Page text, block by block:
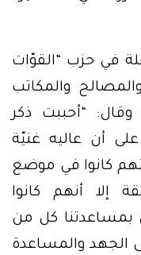
في حزب “القوّات
والمكاتب
“أحببت ذكر
على أن عاليه غنيّة
كانوا في موضع
إلا أنهم كانوا
بمساعدتنا كل من
الجهد والمساعدة